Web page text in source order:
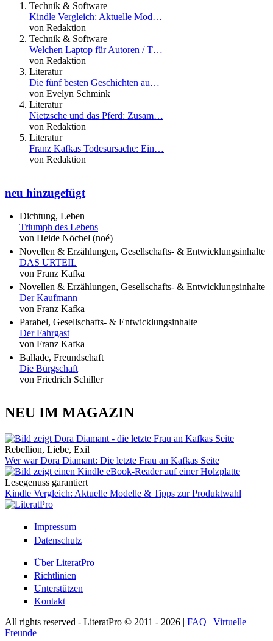
Technik & Software
Kindle Vergleich: Aktuelle Mod…
von Redaktion
Technik & Software
Welchen Laptop für Autoren / T…
von Redaktion
Literatur
Die fünf besten Geschichten au…
von Evelyn Schmink
Literatur
Nietzsche und das Pferd: Zusam…
von Redaktion
Literatur
Franz Kafkas Todesursache: Ein…
von Redaktion
neu hinzugefügt
Dichtung, Leben
Triumph des Lebens
von Heide Nöchel (noé)
Novellen & Erzählungen, Gesellschafts- & Entwicklungsinhalte
DAS URTEIL
von Franz Kafka
Novellen & Erzählungen, Gesellschafts- & Entwicklungsinhalte
Der Kaufmann
von Franz Kafka
Parabel, Gesellschafts- & Entwicklungsinhalte
Der Fahrgast
von Franz Kafka
Ballade, Freundschaft
Die Bürgschaft
von Friedrich Schiller
NEU IM MAGAZIN
Rebellion, Liebe, Exil
Wer war Dora Diamant: Die letzte Frau an Kafkas Seite
Lesegenuss garantiert
Kindle Vergleich: Aktuelle Modelle & Tipps zur Produktwahl
Impressum
Datenschutz
Über LiteratPro
Richtlinien
Unterstützen
Kontakt
All rights reserved - LiteratPro © 2011 - 2026 | FAQ | Virtuelle
Freunde